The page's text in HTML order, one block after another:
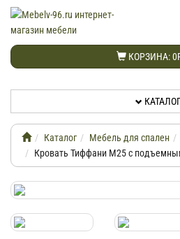
КОРЗИНА:
КАТАЛОГ
НОВИНКИ
ИНФОРМАЦИЯ
ДОСТАВКА
КАБИНЕТ
Каталог Мебель для спален
Кровать Тиффани М25 с